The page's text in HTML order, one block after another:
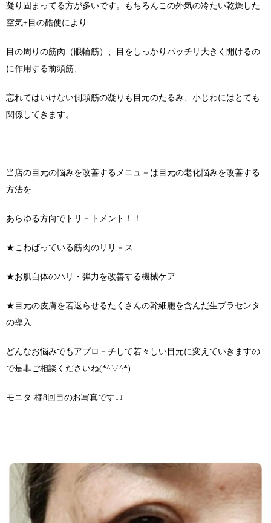
凝り固まってる方が多いです。もちろんこの外気の冷たい乾燥した
空気+目の酷使により
目の周りの筋肉（眼輪筋）、目をしっかりパッチリ大きく開けるの
に作用する前頭筋、
忘れてはいけない側頭筋の凝りも目元のたるみ、小じわにはとても
関係してきます。
当店の目元の悩みを改善するメニュ－は目元の老化悩みを改善する
方法を
あらゆる方向でトリ－トメント！！
★こわばっている筋肉のリリ－ス
★お肌自体のハリ・弾力を改善する機械ケア
★目元の皮膚を若返らせるたくさんの幹細胞を含んだ生プラセンタ
の導入
どんなお悩みでもアプロ－チして若々しい目元に変えていきますの
で是非ご相談くださいね(*^▽^*)
モニタ-様8回目のお写真です↓↓